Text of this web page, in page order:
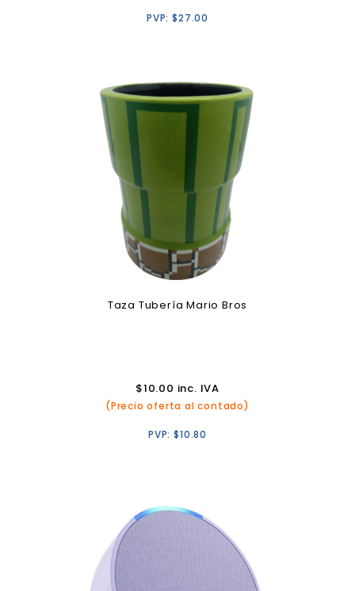
PVP:$27.00
Taza Tubería Mario Bros
$10.00 inc. IVA
(Precio oferta al contado)
PVP:$10.80